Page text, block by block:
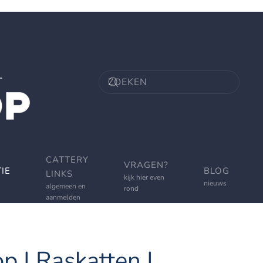
CATTERY
LINKS
algemeen en
aanmelden
VRAGEN?
kijk hier even
rond
BLOG
nieuws